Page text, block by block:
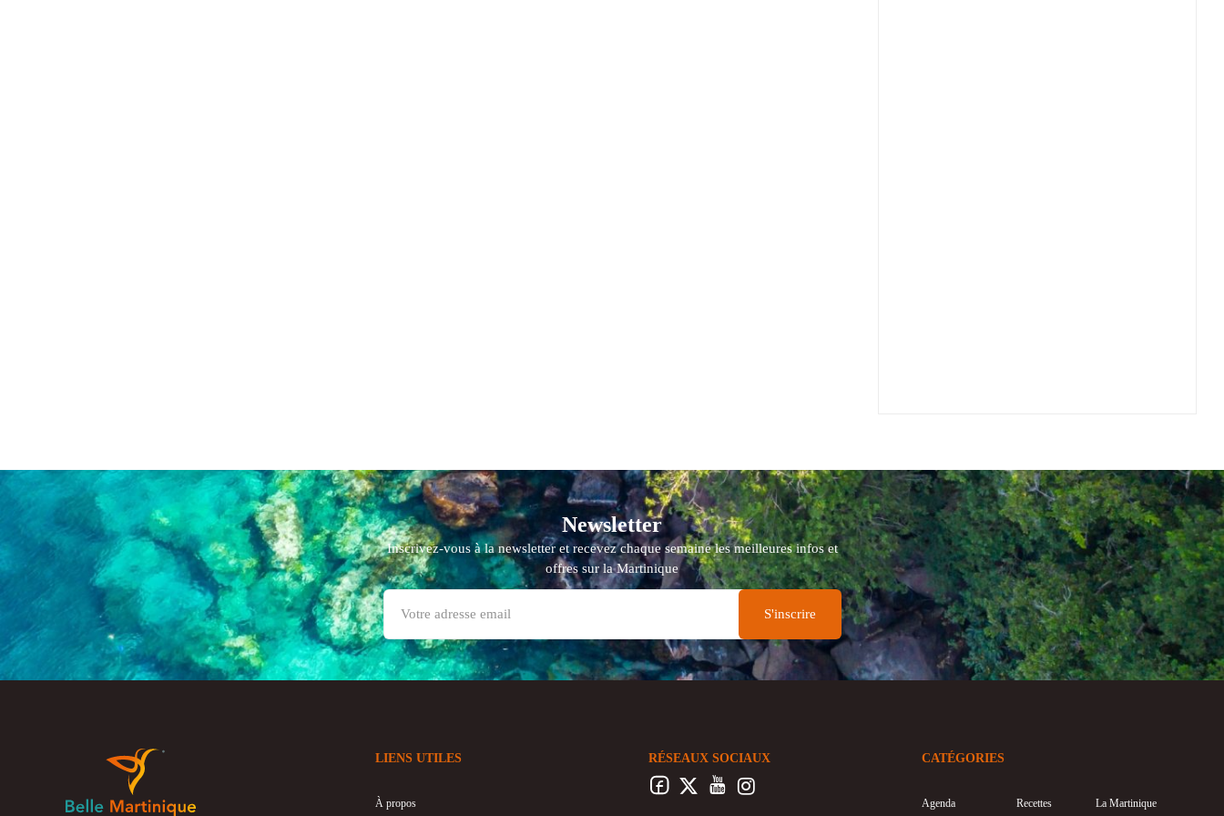
Newsletter
Inscrivez-vous à la newsletter et recevez chaque semaine les meilleures infos et
offres sur la Martinique
LIENS UTILES
À propos
RÉSEAUX SOCIAUX CATÉGORIES
Agenda Recettes La Martinique